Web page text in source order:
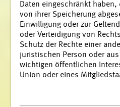
Daten eingeschränkt
von ihrer Speicherung
Einwilligung oder zur
oder Verteidigung von
Schutz der Rechte einer
juristischen Person oder
wichtigen öffentlichen
Union oder eines